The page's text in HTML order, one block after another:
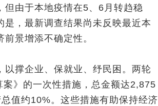
但由于本地疫情在5、6月转趋稳
，最新调查结果尚未反映最近本
景增添不确定性。
撑企业、保就业、纾民困。两轮
》的一次性措施，总金额达2,875
值约10%。这些措施有助保持经济